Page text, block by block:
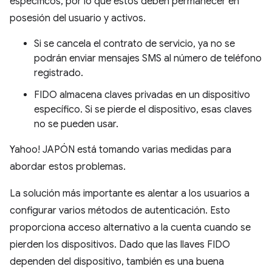
posesión del usuario y activos.
Si se cancela el contrato de servicio, ya no se
podrán enviar mensajes SMS al número de teléfono
registrado.
FIDO almacena claves privadas en un dispositivo
específico. Si se pierde el dispositivo, esas claves
no se pueden usar.
Yahoo! JAPÓN está tomando varias medidas para
abordar estos problemas.
La solución más importante es alentar a los usuarios a
configurar varios métodos de autenticación. Esto
proporciona acceso alternativo a la cuenta cuando se
pierden los dispositivos. Dado que las llaves FIDO
dependen del dispositivo, también es una buena